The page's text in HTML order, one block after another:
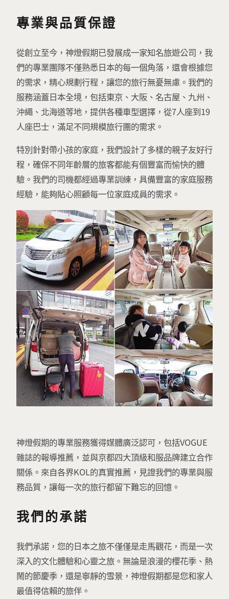
專業與品質保證
從創立至今，神燈假期已發展成一家知名旅遊公司，我
們的專業團隊不僅熟悉日本的每一個角落，還會根據您
的需求，精心規劃行程，讓您的旅行無憂無慮。我們的
服務涵蓋日本全境，包括東京、大阪、名古屋、九州、
沖繩、北海道等地，提供各種車型選擇，從7人座到19
人座巴士，滿足不同規模旅行團的需求。
特別針對帶小孩的家庭，我們設計了多樣的親子友好行
程，確保不同年齡層的旅客都能有個豐富而愉快的體
驗。我們的司機都經過專業訓練，具備豐富的家庭服務
經驗，能夠貼心照顧每一位家庭成員的需求。
神燈假期的專業服務獲得媒體廣泛認可，包括VOGUE
雜誌的報導推薦，並與京都四大頂級和服品牌建立合作
關係。來自各界KOL的真實推薦，見證我們的專業與服
務品質，讓每一次的旅行都留下難忘的回憶。
我們的承諾
我們承諾，您的日本之旅不僅僅是走馬觀花，而是一次
深入的文化體驗和心靈之旅。無論是浪漫的櫻花季、熱
鬧的節慶季，還是寧靜的雪景，神燈假期都是您和家人
最值得信賴的旅伴。